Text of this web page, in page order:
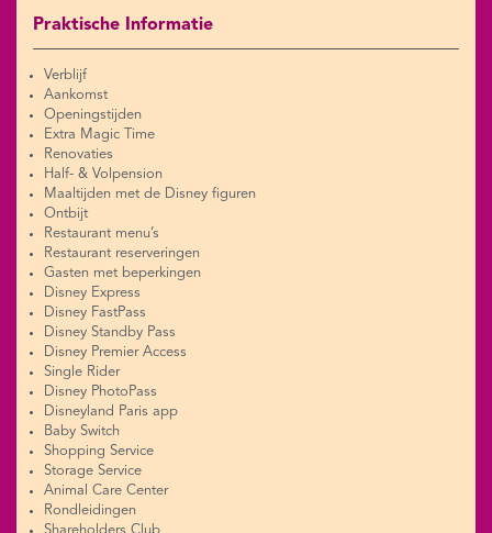
Praktische Informatie
Verblijf
Aankomst
Openingstijden
Extra Magic Time
Renovaties
Half- & Volpension
Maaltijden met de Disney figuren
Ontbijt
Restaurant menu’s
Restaurant reserveringen
Gasten met beperkingen
Disney Express
Disney FastPass
Disney Standby Pass
Disney Premier Access
Single Rider
Disney PhotoPass
Disneyland Paris app
Baby Switch
Shopping Service
Storage Service
Animal Care Center
Rondleidingen